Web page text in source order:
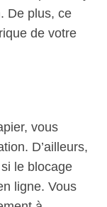
De plus, ce
de votre
vous
D’ailleurs,
le blocage
ligne. Vous